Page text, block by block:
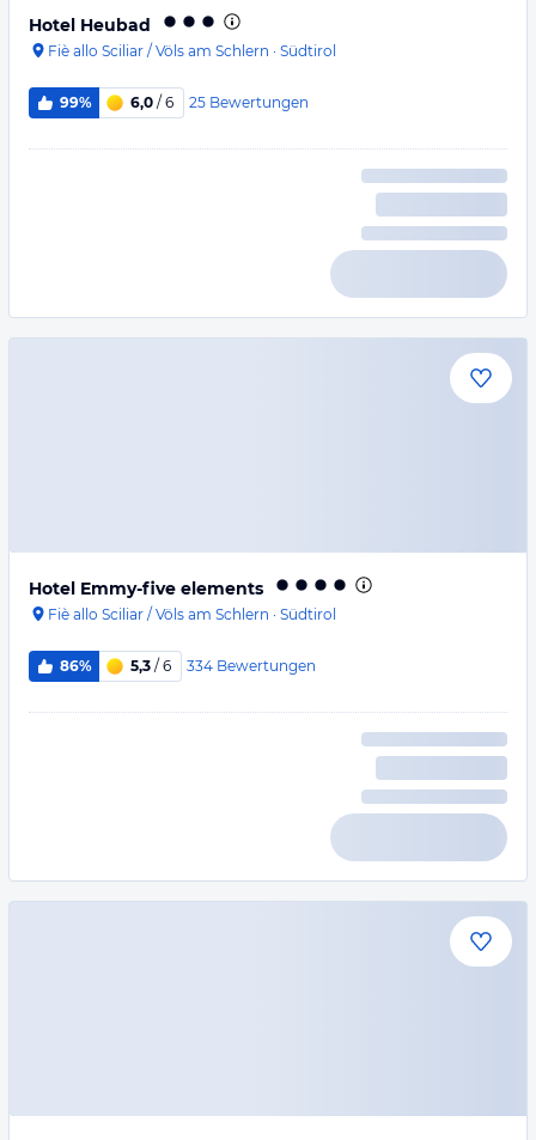
Hotel Heubad
Fiè allo Sciliar / Völs am Schlern · Südtirol
99% 6,0 / 6 25 Bewertungen
Hotel Emmy-five elements
Fiè allo Sciliar / Völs am Schlern · Südtirol
86% 5,3 / 6 334 Bewertungen